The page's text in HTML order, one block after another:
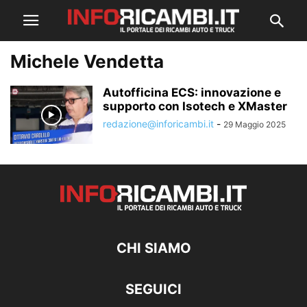
Michele Vendetta
Autofficina ECS: innovazione e
supporto con Isotech e XMaster
redazione@inforicambi.it - 29 Maggio 2025
CHI SIAMO
SEGUICI